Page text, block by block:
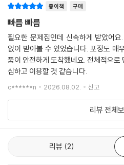
종이책 구매
빠름 빠름
필요한 문제집인데 신속하게 받았어
없이 받아볼 수 있었습니다. 포장도 매
품이 안전하게 도착했네요. 전체적으
심하고 이용할 것 같습니다.
c******n 2026.08.02. 신고
리뷰 전체
리뷰 2